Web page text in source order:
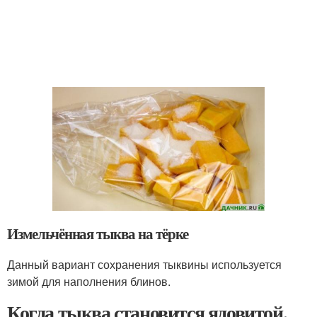
Измельчённая тыква на тёрке
Данный вариант сохранения тыквины используется
зимой для наполнения блинов.